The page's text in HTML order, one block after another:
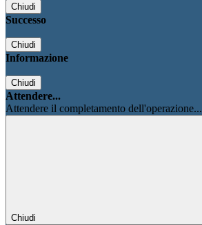
Chiudi
Successo
Chiudi
Informazione
Chiudi
Attendere...
Attendere il completamento dell'operazione...
Chiudi